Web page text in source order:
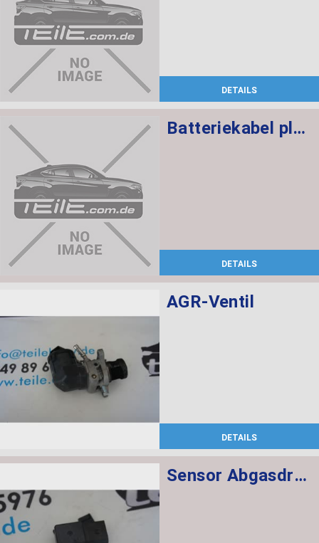
DETAILS
Batteriekabel plus SBK 2.2
DETAILS
AGR-Ventil
DETAILS
Sensor Abgasdruck